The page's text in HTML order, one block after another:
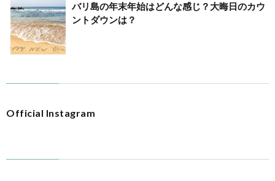
バリ島の年末年始はどんな感じ？大晦日のカウ
ントダウンは？
Official Instagram